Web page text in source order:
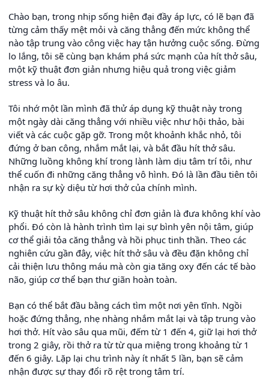
Chào bạn, trong nhịp sống hiện đại đầy áp lực, có lẽ bạn đã
từng cảm thấy mệt mỏi và căng thẳng đến mức không thể
nào tập trung vào công việc hay tận hưởng cuộc sống. Đừng
lo lắng, tôi sẽ cùng bạn khám phá sức mạnh của hít thở sâu,
một kỹ thuật đơn giản nhưng hiệu quả trong việc giảm
stress và lo âu.
Tôi nhớ một lần mình đã thử áp dụng kỹ thuật này trong
một ngày dài căng thẳng với nhiều việc như hội thảo, bài
viết và các cuộc gặp gỡ. Trong một khoảnh khắc nhỏ, tôi
đứng ở ban công, nhắm mắt lại, và bắt đầu hít thở sâu.
Những luồng không khí trong lành làm dịu tâm trí tôi, như
thể cuốn đi những căng thẳng vô hình. Đó là lần đầu tiên tôi
nhận ra sự kỳ diệu từ hơi thở của chính mình.
Kỹ thuật hít thở sâu không chỉ đơn giản là đưa không khí vào
phổi. Đó còn là hành trình tìm lại sự bình yên nội tâm, giúp
cơ thể giải tỏa căng thẳng và hồi phục tinh thần. Theo các
nghiên cứu gần đây, việc hít thở sâu và đều đặn không chỉ
cải thiện lưu thông máu mà còn gia tăng oxy đến các tế bào
não, giúp cơ thể bạn thư giãn hoàn toàn.
Bạn có thể bắt đầu bằng cách tìm một nơi yên tĩnh. Ngồi
hoặc đứng thẳng, nhẹ nhàng nhắm mắt lại và tập trung vào
hơi thở. Hít vào sâu qua mũi, đếm từ 1 đến 4, giữ lại hơi thở
trong 2 giây, rồi thở ra từ từ qua miệng trong khoảng từ 1
đến 6 giây. Lặp lại chu trình này ít nhất 5 lần, bạn sẽ cảm
nhận được sự thay đổi rõ rệt trong tâm trí.